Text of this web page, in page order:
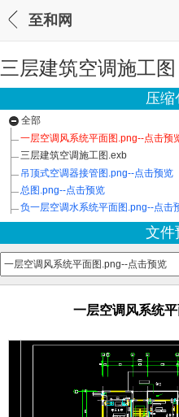
至和网
三层建筑空调施工图
压缩
全部
一层空调风系统平面图.png--点击预
三层建筑空调施工图.exb
吊顶式空调器接管图.png--点击预览
总图.png--点击预览
负一层空调水系统平面图.png--点击
文件
一层空调风系统